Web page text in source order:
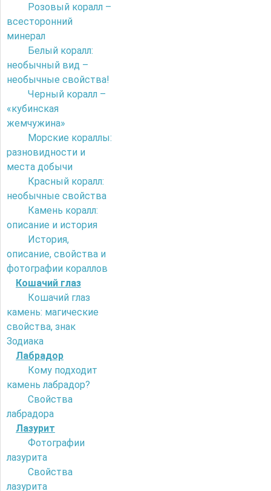
Розовый коралл –
всесторонний
минерал
Белый коралл:
необычный вид –
необычные свойства!
Черный коралл –
«кубинская
жемчужина»
Морские кораллы:
разновидности и
места добычи
Красный коралл:
необычные свойства
Камень коралл:
описание и история
История,
описание, свойства и
фотографии кораллов
Кошачий глаз
Кошачий глаз
камень: магические
свойства, знак
Зодиака
Лабрадор
Кому подходит
камень лабрадор?
Свойства
лабрадора
Лазурит
Фотографии
лазурита
Свойства
лазурита